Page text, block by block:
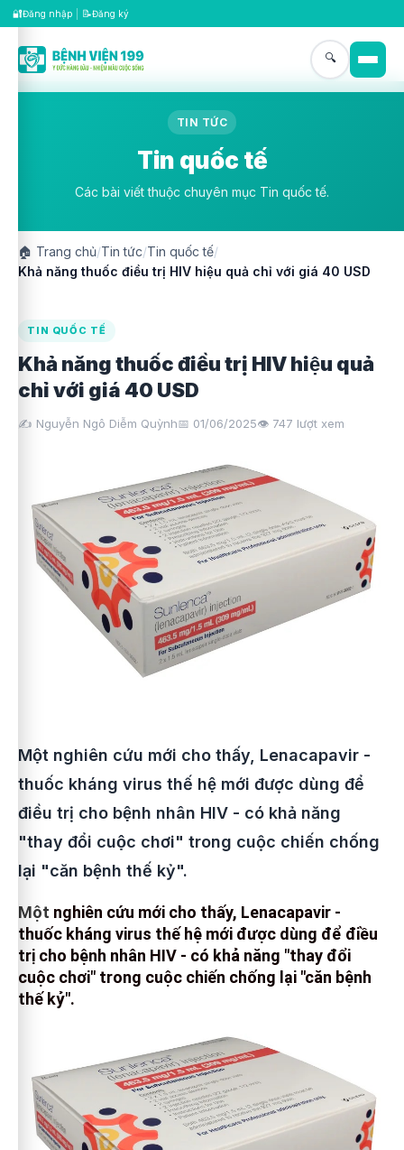
🔐Đăng nhập 📝Đăng ký
🔍
TIN TỨC
Tin quốc tế
Các bài viết thuộc chuyên mục Tin quốc tế.
🏠 Trang chủ/Tin tức/Tin quốc tế/
Khả năng thuốc điều trị HIV hiệu quả chỉ với giá 40 USD
TIN QUỐC TẾ
Khả năng thuốc điều trị HIV hiệu quả
chỉ với giá 40 USD
✍️ Nguyễn Ngô Diễm Quỳnh📅 01/06/2025👁️ 747 lượt xem
Một nghiên cứu mới cho thấy, Lenacapavir -
thuốc kháng virus thế hệ mới được dùng để
điều trị cho bệnh nhân HIV - có khả năng
"thay đổi cuộc chơi" trong cuộc chiến chống
lại "căn bệnh thế kỷ".
Một nghiên cứu mới cho thấy, Lenacapavir -
thuốc kháng virus thế hệ mới được dùng để điều
trị cho bệnh nhân HIV - có khả năng "thay đổi
cuộc chơi" trong cuộc chiến chống lại "căn bệnh
thế kỷ".